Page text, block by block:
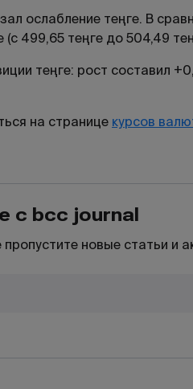
ослабление теңге. В
499,65 теңге до 504,49
теңге: рост составил
на странице курсов
с bcc journal
новые статьи и